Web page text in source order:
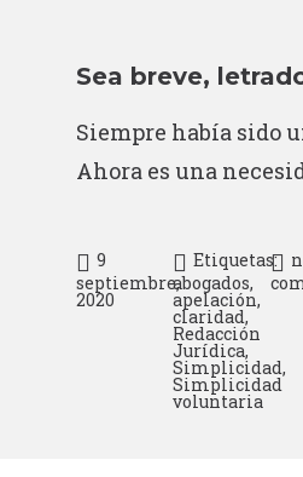
Sea breve,
Siempre había sido
Ahora es una
9
septiembre,
2020
Etiquetas:
abogados,
apelación,
claridad,
Redacción
Jurídica,
Simplicidad,
Simplicidad
voluntaria